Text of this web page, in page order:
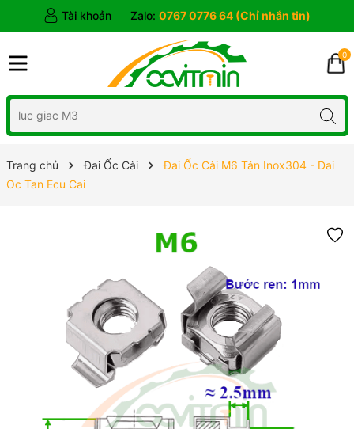
Tài khoản Zalo: 0767 0776 64 (Chỉ nhắn tin)
0
Trang chủ Đai Ốc Cài
Đai Ốc Cài M6 Tán Inox304 - Dai
Oc Tan Ecu Cai